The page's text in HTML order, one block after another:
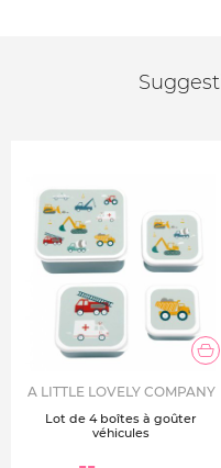
A LITTLE LOVELY COMPANY
Lot de 4 boîtes à goûter
véhicules